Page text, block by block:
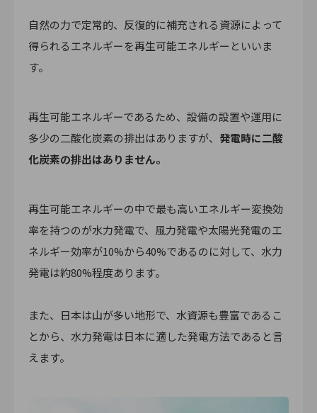
自然の力で定常的、反復的に補充される資源によって
得られるエネルギーを再生可能エネルギーといいま
す。
再生可能エネルギーであるため、設備の設置や運用に
多少の二酸化炭素の排出はありますが、 発電時に二酸
化炭素の排出はありません。
再生可能エネルギーの中で最も高いエネルギー変換効
率を持つのが水力発電で、風力発電や太陽光発電のエ
ネルギー効率が10%から40%であるのに対して、水力
発電は約80%程度あります。
また、日本は山が多い地形で、水資源も豊富であるこ
とから、水力発電は日本に適した発電方法であると言
えます。